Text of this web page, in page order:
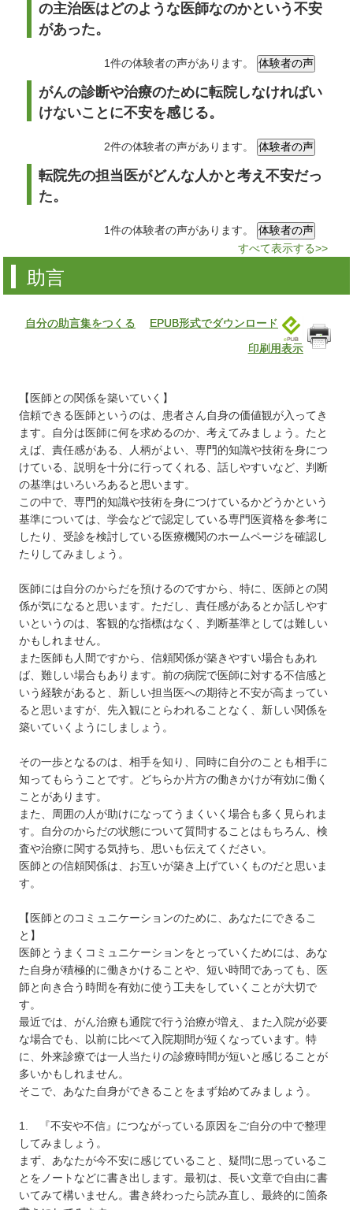
の主治医はどのような医師なのかという不安
があった。
1件の体験者の声があります。
がんの診断や治療のために転院しなければい
けないことに不安を感じる。
2件の体験者の声があります。
転院先の担当医がどんな人かと考え不安だっ
た。
1件の体験者の声があります。
すべて表示する>>
助言
自分の助言集をつくる
EPUB形式でダウンロード
印刷用表示
【医師との関係を築いていく】
信頼できる医師というのは、患者さん自身の価値観が入ってき
ます。自分は医師に何を求めるのか、考えてみましょう。たと
えば、責任感がある、人柄がよい、専門的知識や技術を身につ
けている、説明を十分に行ってくれる、話しやすいなど、判断
の基準はいろいろあると思います。
この中で、専門的知識や技術を身につけているかどうかという
基準については、学会などで認定している専門医資格を参考に
したり、受診を検討している医療機関のホームページを確認し
たりしてみましょう。
医師には自分のからだを預けるのですから、特に、医師との関
係が気になると思います。ただし、責任感があるとか話しやす
いというのは、客観的な指標はなく、判断基準としては難しい
かもしれません。
また医師も人間ですから、信頼関係が築きやすい場合もあれ
ば、難しい場合もあります。前の病院で医師に対する不信感と
いう経験があると、新しい担当医への期待と不安が高まってい
ると思いますが、先入観にとらわれることなく、新しい関係を
築いていくようにしましょう。
その一歩となるのは、相手を知り、同時に自分のことも相手に
知ってもらうことです。どちらか片方の働きかけが有効に働く
ことがあります。
また、周囲の人が助けになってうまくいく場合も多く見られま
す。自分のからだの状態について質問することはもちろん、検
査や治療に関する気持ち、思いも伝えてください。
医師との信頼関係は、お互いが築き上げていくものだと思いま
す。
【医師とのコミュニケーションのために、あなたにできるこ
と】
医師とうまくコミュニケーションをとっていくためには、あな
た自身が積極的に働きかけることや、短い時間であっても、医
師と向き合う時間を有効に使う工夫をしていくことが大切で
す。
最近では、がん治療も通院で行う治療が増え、また入院が必要
な場合でも、以前に比べて入院期間が短くなっています。特
に、外来診療では一人当たりの診療時間が短いと感じることが
多いかもしれません。
そこで、あなた自身ができることをまず始めてみましょう。
1. 『不安や不信』につながっている原因をご自分の中で整理
してみましょう。
まず、あなたが今不安に感じていること、疑問に思っているこ
とをノートなどに書き出します。最初は、長い文章で自由に書
いてみて構いません。書き終わったら読み直し、最終的に箇条